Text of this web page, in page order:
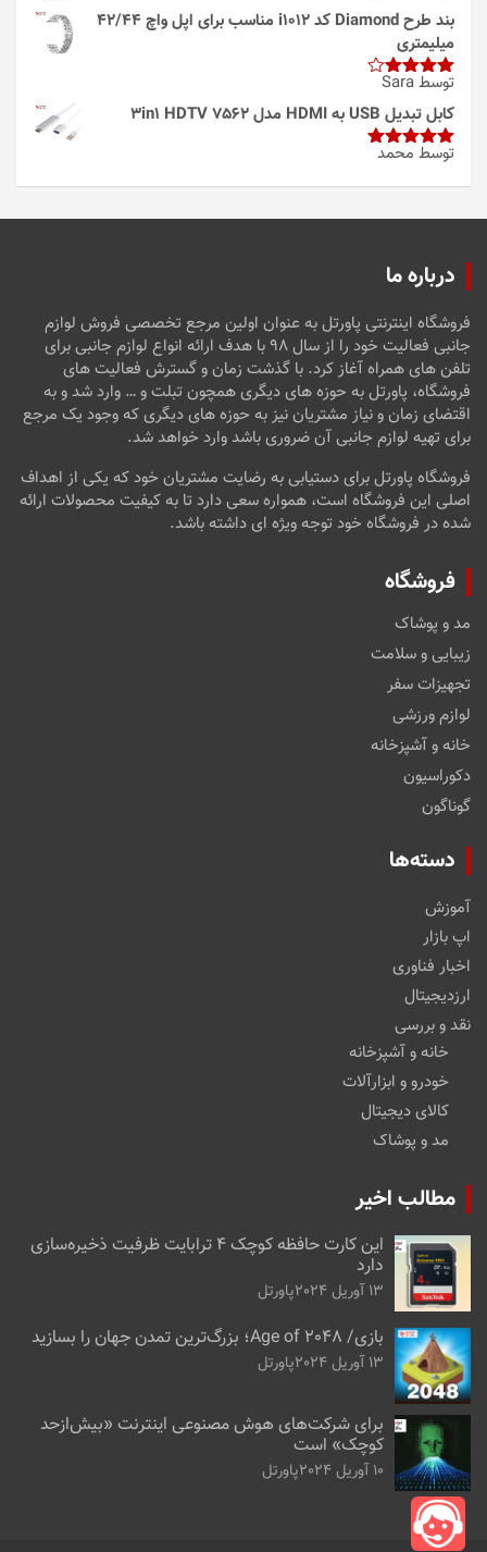
بند طرح Diamond کد i1012 مناسب برای اپل واچ 42/44
میلیمتری
امتیاز4
از 5
توسط Sara
کابل تبدیل USB به HDMI مدل 3in1 HDTV 7562
امتیاز5از
توسط محمد
درباره ما
فروشگاه اینترنتی پاورتل به عنوان اولین مرجع تخصصی فروش لوازم
جانبی فعالیت خود را از سال ۹۸ با هدف ارائه انواع لوازم جانبی برای
تلفن های همراه آغاز کرد. با گذشت زمان و گسترش فعالیت های
فروشگاه، پاورتل به حوزه های دیگری همچون تبلت و … وارد شد و به
اقتضای زمان و نیاز مشتریان نیز به حوزه های دیگری که وجود یک مرجع
برای تهیه لوازم جانبی آن ضروری باشد وارد خواهد شد.
فروشگاه پاورتل برای دستیابی به رضایت مشتریان خود که یکی از اهداف
اصلی این فروشگاه است، همواره سعی دارد تا به کیفیت محصولات ارائه
شده در فروشگاه خود توجه ویژه ای داشته باشد.
فروشگاه
مد و پوشاک
زیبایی و سلامت
تجهیزات سفر
لوازم ورزشی
خانه و آشپزخانه
دکوراسیون
گوناگون
دسته‌ها
آموزش
اپ بازار
اخبار فناوری
ارزدیجیتال
نقد و بررسی
خانه و آشپزخانه
خودرو و ابزارآلات
کالای دیجیتال
مد و پوشاک
مطالب اخیر
این کارت حافظه کوچک ۴ ترابایت ظرفیت ذخیره‌سازی
دارد
13 آوریل 2024 پاورتل
بازی/ Age of 2048؛ بزرگ‌ترین تمدن جهان را بسازید
13 آوریل 2024 پاورتل
برای شرکت‌های هوش مصنوعی اینترنت «بیش‌از‌حد
کوچک» است
10 آوریل 2024 پاورتل